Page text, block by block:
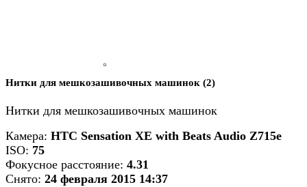
Нитки для мешкозашивочных машинок (2)
Нитки для мешкозашивочных машинок
Камера: HTC Sensation XE with Beats Audio Z715e
ISO: 75
Фокусное расстояние: 4.31
Снято: 24 февраля 2015 14:37